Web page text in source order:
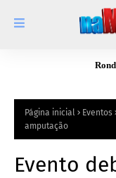
Página inicial Eventos
amputação
Evento